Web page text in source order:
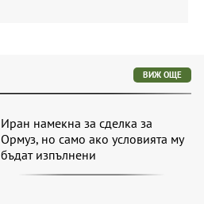
ВИЖ ОЩЕ
Иран намекна за сделка за
Ормуз, но само ако условията му
бъдат изпълнени